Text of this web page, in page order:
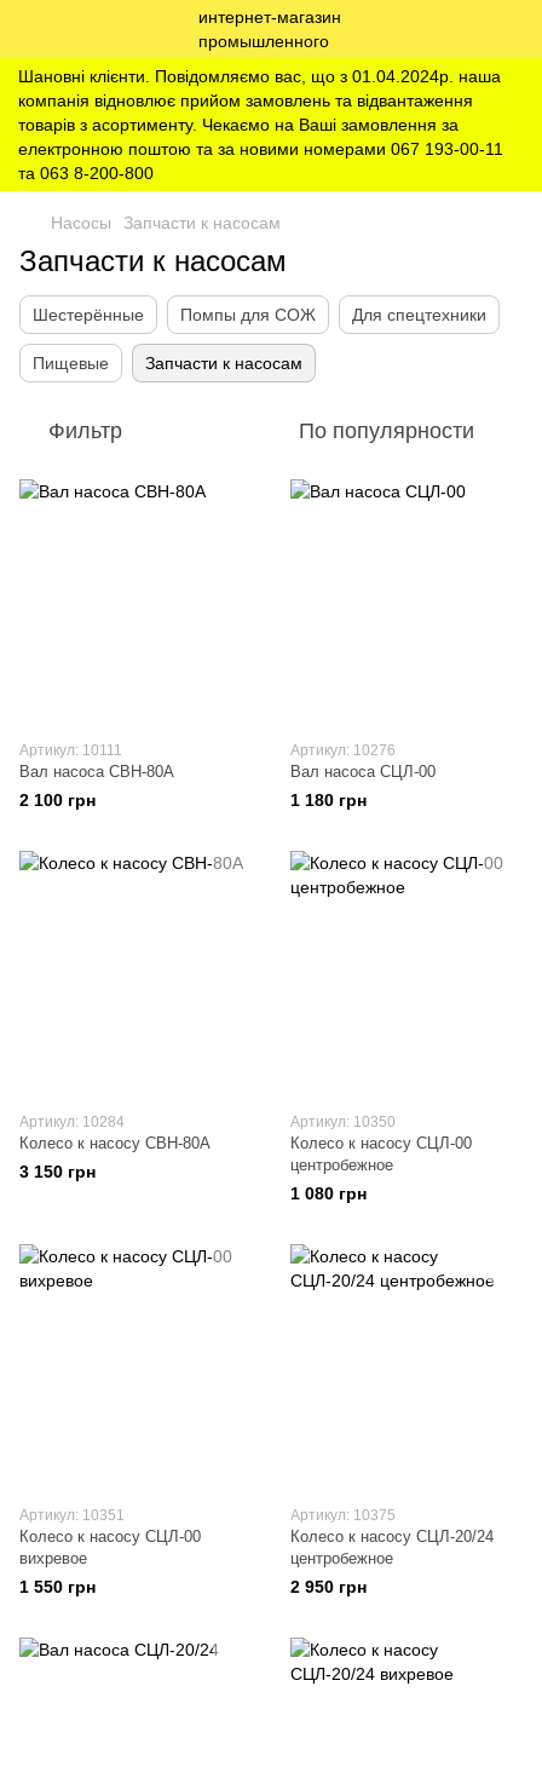
Шановні клієнти. Повідомляємо вас, що з 01.04.2024р. наша
компанія відновлює прийом замовлень та відвантаження
товарів з асортименту. Чекаємо на Ваші замовлення за
електронною поштою та за новими номерами 067 193-00-11
та 063 8-200-800
Насосы Запчасти к насосам
Запчасти к насосам
Шестерённые Помпы для СОЖ Для спецтехники
Пищевые Запчасти к насосам
Фильтр По популярности
Артикул: 10111
Вал насоса СВН-80А
2 100 грн
Артикул: 10276
Вал насоса СЦЛ-00
1 180 грн
Артикул: 10284
Колесо к насосу СВН-80А
3 150 грн
Артикул: 10350
Колесо к насосу СЦЛ-00
центробежное
1 080 грн
Артикул: 10351
Колесо к насосу СЦЛ-00
вихревое
1 550 грн
Артикул: 10375
Колесо к насосу СЦЛ-20/24
центробежное
2 950 грн